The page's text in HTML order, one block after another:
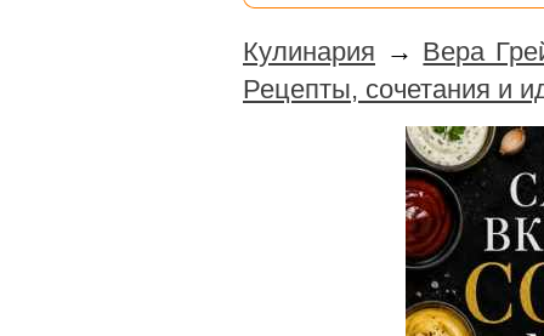
Кулинария → Вера
Рецепты, сочетания и